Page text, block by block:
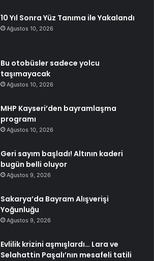
10 Yıl Sonra Yüz Tanıma ile Yakalandı
Ağustos 10, 2026
Bu otobüsler sadece yolcu
taşımayacak
Ağustos 10, 2026
MHP Kayseri’den bayramlaşma
programı
Ağustos 10, 2026
Geri sayım başladı! Altının kaderi
bugün belli oluyor
Ağustos 9, 2026
Sakarya’da Bayram Alışverişi
Yoğunluğu
Ağustos 9, 2026
Evlilik krizini aşmışlardı… Lara ve
Selahattin Paşalı’nın mesafeli tatili